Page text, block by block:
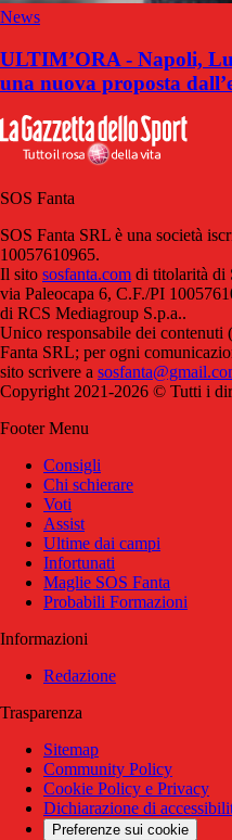
News
ULTIM’ORA - Napoli,
una nuova proposta
SOS Fanta
SOS Fanta SRL è una società
10057610965.
Il sito sosfanta.com di titolarità di
via Paleocapa 6, C.F./PI
di RCS Mediagroup S.p.a..
Unico responsabile dei contenuti
Fanta SRL; per ogni
sito scrivere a
Copyright 2021-2026 © Tutti i
Footer Menu
Consigli
Chi schierare
Voti
Assist
Ultime dai campi
Infortunati
Maglie SOS Fanta
Probabili Formazioni
Informazioni
Redazione
Trasparenza
Sitemap
Community Policy
Cookie Policy e Privacy
Dichiarazione di
Preferenze sui cookie